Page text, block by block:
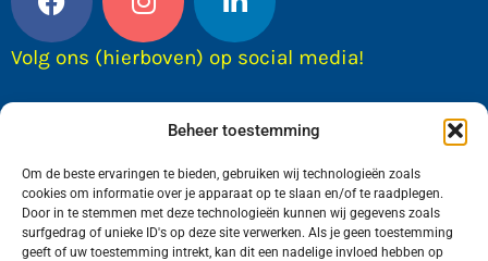
Beheer toestemming
Om de beste ervaringen te bieden, gebruiken wij technologieën zoals
cookies om informatie over je apparaat op te slaan en/of te raadplegen.
Door in te stemmen met deze technologieën kunnen wij gegevens zoals
surfgedrag of unieke ID's op deze site verwerken. Als je geen toestemming
geeft of uw toestemming intrekt, kan dit een nadelige invloed hebben op
Volg ons (hierboven) op social media!